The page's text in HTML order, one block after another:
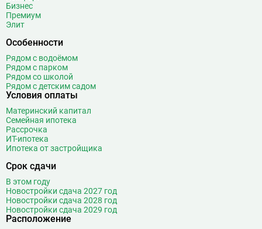
Бульвар Адмирала Ушакова
Бульвар Рокоссовского
Бунинская аллея
Бутырская
В Вавиловская
Варшавская
ВДНХ
Верхние Лихоборы
Владыкино
Водный стадион
Волгоградский проспект
Волжская
Волоколамская
Бизнес
Премиум
Элит
Особенности
Рядом с водоёмом
Рядом с парком
Рядом со школой
Рядом с детским садом
Условия оплаты
Материнский капитал
Семейная ипотека
Рассрочка
ИТ-ипотека
Ипотека от застройщика
Срок сдачи
В этом году
Новостройки сдача 2027 год
Новостройки сдача 2028 год
Новостройки сдача 2029 год
Расположение